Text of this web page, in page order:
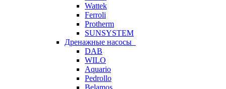
Wattek
Ferroli
Protherm
SUNSYSTEM
Дренажные насосы
DAB
WILO
Aquario
Pedrollo
Belamos